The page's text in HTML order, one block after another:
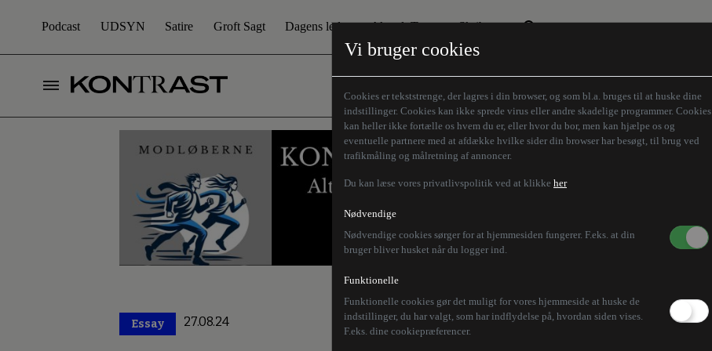
Vi bruger cookies
Cookies er tekststrenge, der lagres i din browser, og som bl.a. bruges til at huske dine
indstillinger. Cookies kan ikke sprede virus eller andre skadelige programmer. Cookies
kan heller ikke fortælle os hvem du er, eller hvor du bor, men kan hjælpe os og
eventuelle partnere med at afdække hvilke sider din browser har besøgt, til brug ved
trafikmåling og målretning af annoncer.
Du kan læse vores privatlivspolitik ved at klikke her
Nødvendige
Nødvendige cookies sørger for at hjemmesiden fungerer. F.eks. at din
bruger bliver husket når du logger ind.
Funktionelle
Funktionelle cookies gør det muligt for vores hjemmeside at huske de
indstillinger, du har valgt, som har indflydelse på, hvordan siden vises.
F.eks. dine cookiepræferencer.
Podcast UDSYN Satire Groft Sagt Dagens leder Aktuelt Tema
Den borgelige brille
Humaniora forfra
Store Danskere
Skribenter
Z-aksen
Essay 27.08.24